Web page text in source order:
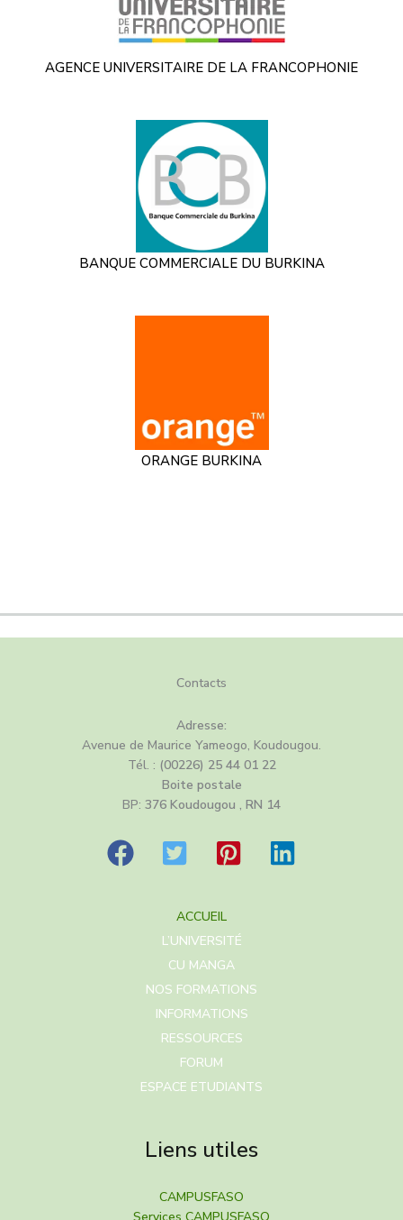
AGENCE UNIVERSITAIRE DE LA FRANCOPHONIE
BANQUE COMMERCIALE DU BURKINA
ORANGE BURKINA
Contacts
Adresse:
Avenue de Maurice Yameogo, Koudougou.
Tél. : (00226) 25 44 01 22
Boite postale
BP: 376 Koudougou , RN 14
ACCUEIL
L’UNIVERSITÉ
CU MANGA
NOS FORMATIONS
INFORMATIONS
RESSOURCES
FORUM
ESPACE ETUDIANTS
Liens utiles
CAMPUSFASO